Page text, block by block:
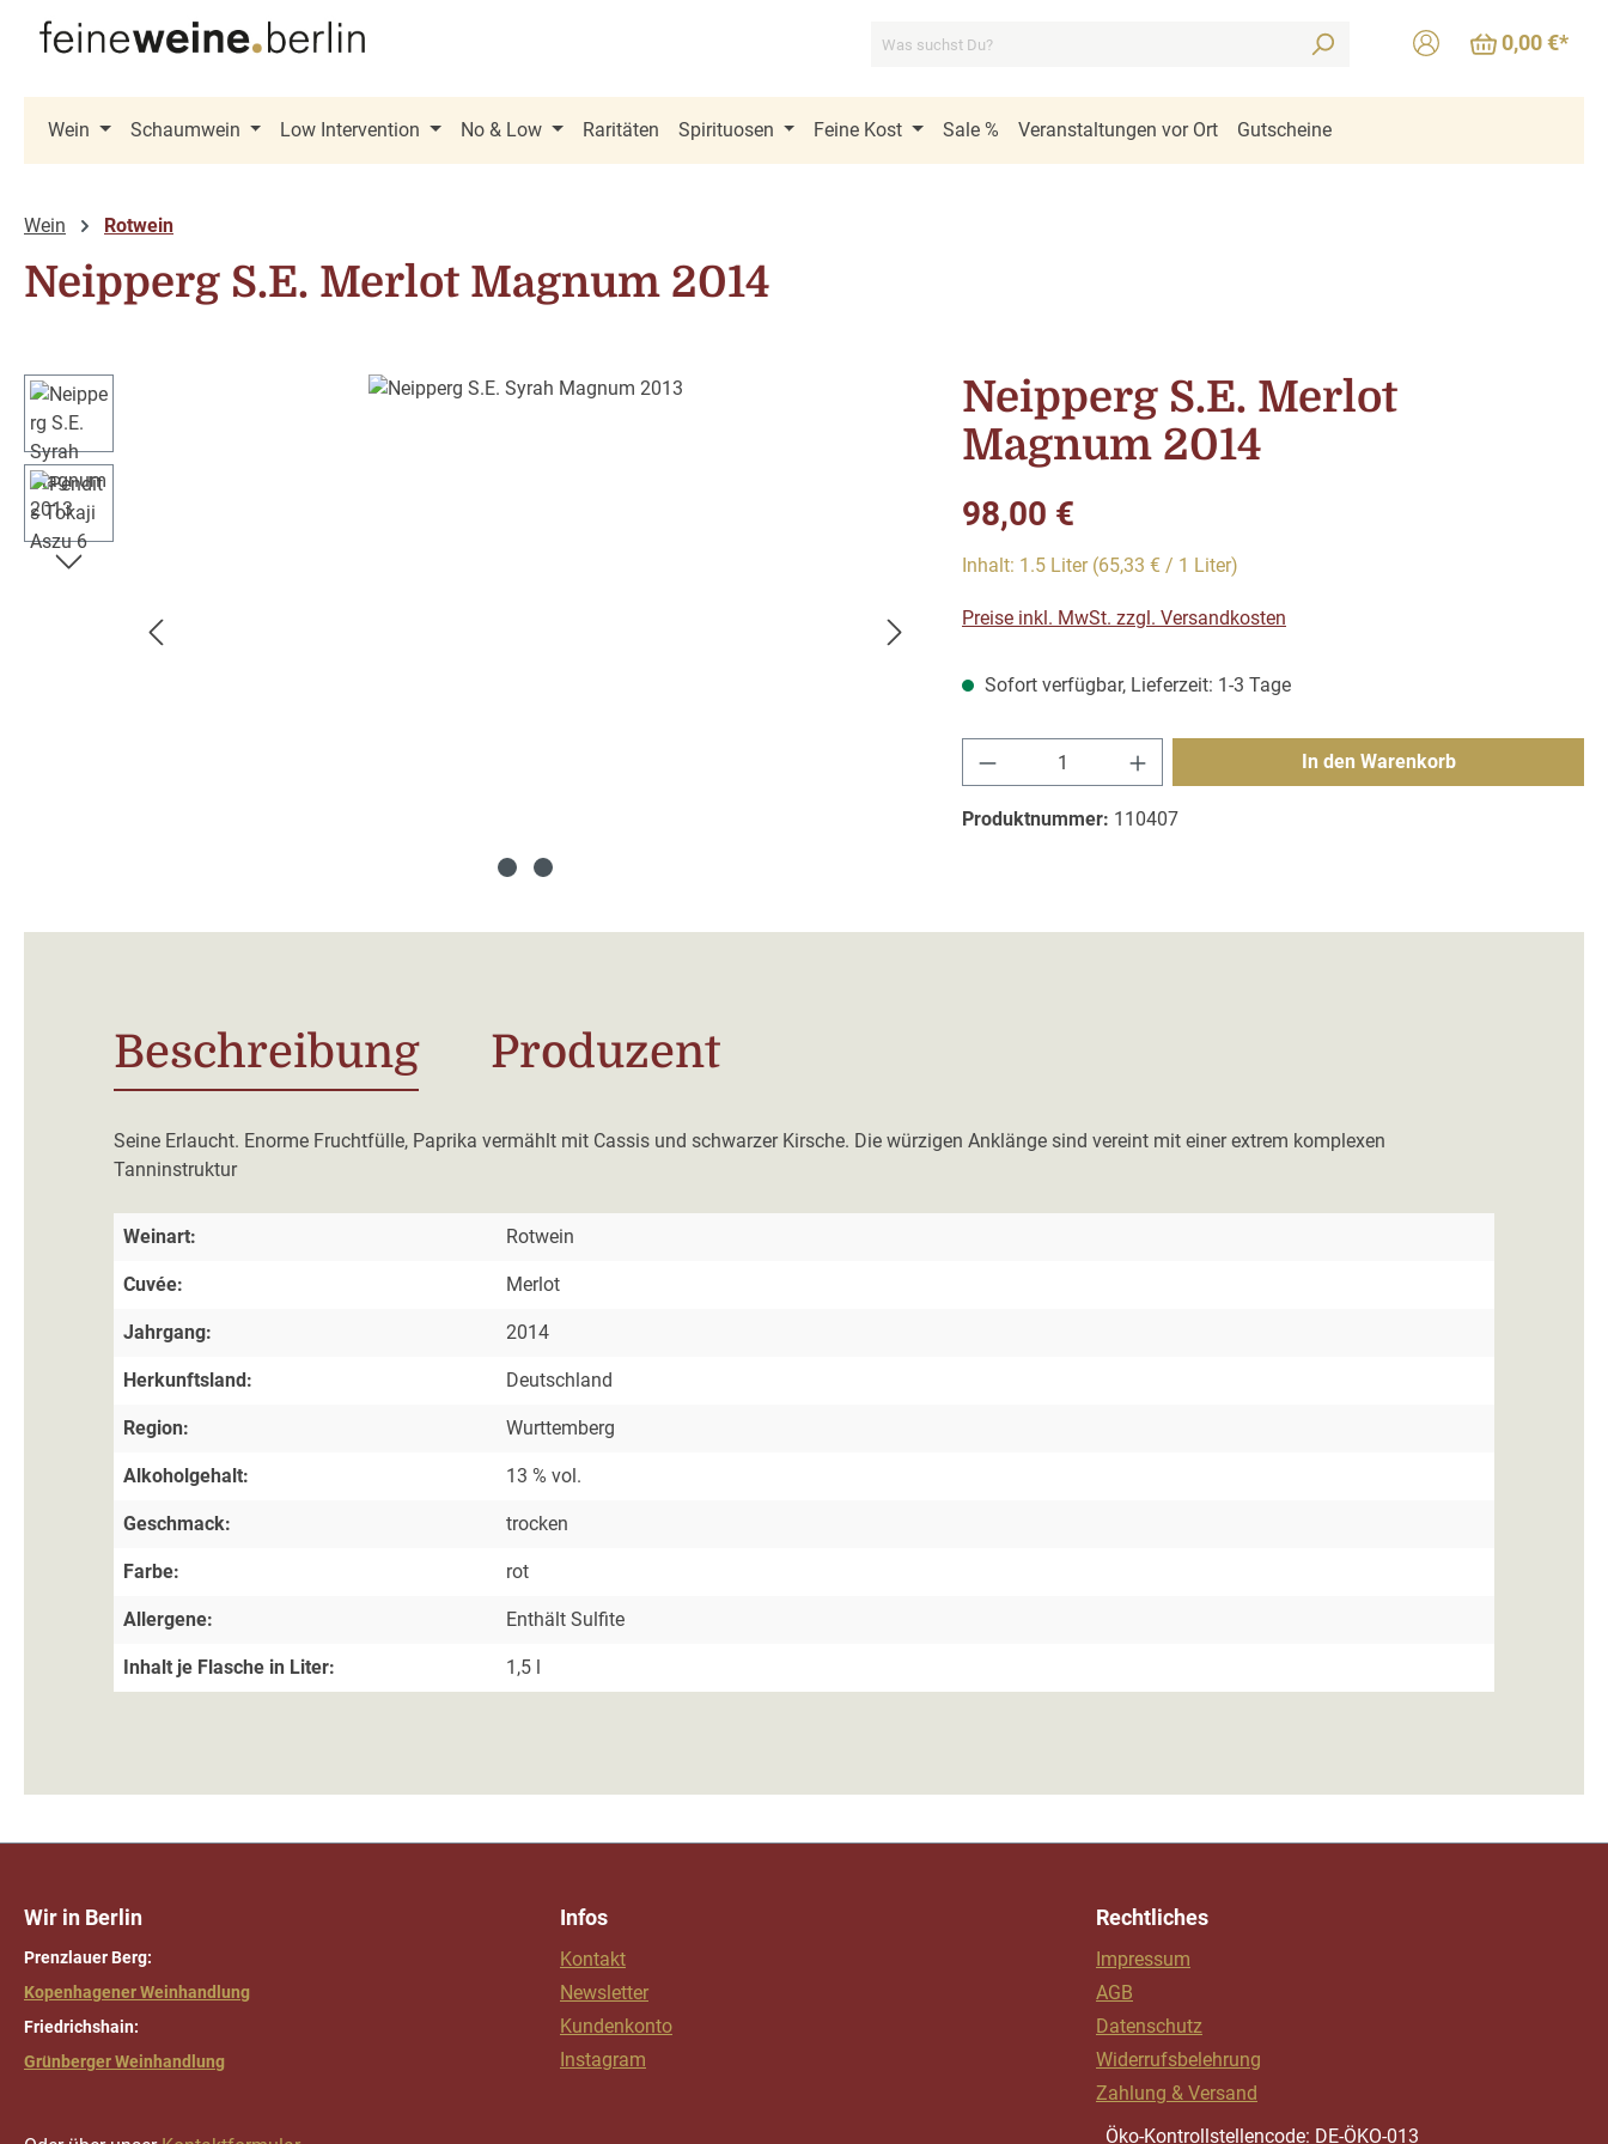
Hauptinhalt springen
Zur Suche springen
Zur Hauptnavigation springen
0,00 €*
Wein Schaumwein Low Intervention No & Low Raritäten Spirituosen Feine Kost Sale % Veranstaltungen vor Ort Gutscheine
Wein Rotwein
Neipperg S.E. Merlot Magnum 2014
Bildergalerie überspringen
Neipperg S.E. Merlot
Magnum 2014
Regulärer Preis:
98,00 €
Inhalt: 1.5 Liter (65,33 € / 1 Liter)
Preise inkl. MwSt. zzgl. Versandkosten
Sofort verfügbar, Lieferzeit: 1-3 Tage
Produkt Anzahl: Gib den gewünschten Wert ein
In den Warenkorb
Produktnummer: 110407
Beschreibung Produzent
Seine Erlaucht. Enorme Fruchtfülle, Paprika vermählt mit Cassis und schwarzer Kirsche. Die würzigen Anklänge sind vereint mit einer extrem komplexen
Tanninstruktur
Weinart: Rotwein
Cuvée: Merlot
Jahrgang: 2014
Herkunftsland: Deutschland
Region: Wurttemberg
Alkoholgehalt: 13 % vol.
Geschmack: trocken
Farbe: rot
Allergene: Enthält Sulfite
Inhalt je Flasche in Liter: 1,5 l
Wir in Berlin
Prenzlauer Berg:
Kopenhagener Weinhandlung
Friedrichshain:
Grünberger Weinhandlung
Infos
Kontakt
Newsletter
Kundenkonto
Instagram
Rechtliches
Impressum
AGB
Datenschutz
Widerrufsbelehrung
Zahlung & Versand
Öko-Kontrollstellencode: DE-ÖKO-013